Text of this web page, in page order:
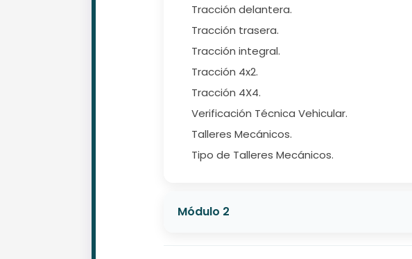
Tracción delantera.
Tracción trasera.
Tracción integral.
Tracción 4x2.
Tracción 4X4.
Verificación Técnica Vehicular.
Talleres Mecánicos.
Tipo de Talleres Mecánicos.
Módulo 2